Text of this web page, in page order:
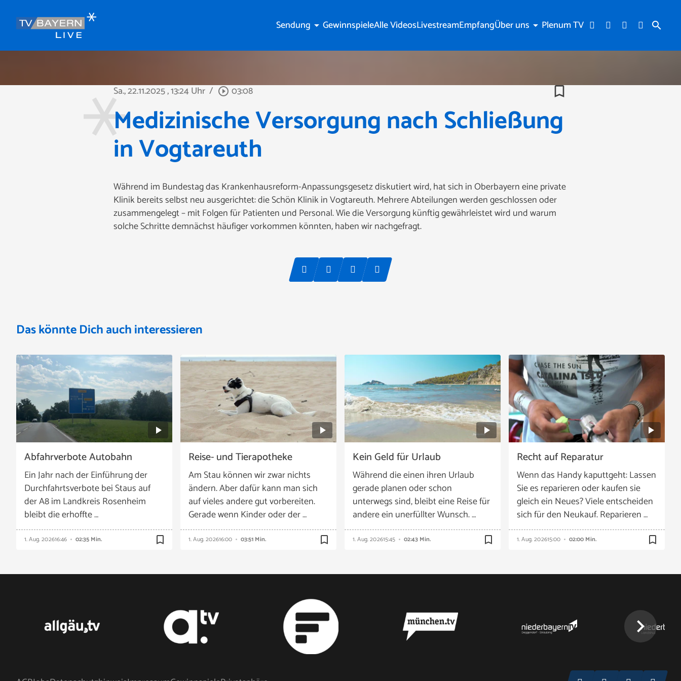
search
Sendung arrow_drop_down GewinnspieleAlle VideosLivestreamEmpfangÜber uns arrow_drop_down Plenum TV
Sa., 22.11.2025, 13:24 Uhr / play_circle_outline 03:08 bookmark_border
Medizinische Versorgung nach Schließung
in Vogtareuth
Während im Bundestag das Krankenhausreform-Anpassungsgesetz diskutiert wird, hat sich in Oberbayern eine private
Klinik bereits selbst neu ausgerichtet: die Schön Klinik in Vogtareuth. Mehrere Abteilungen werden geschlossen oder
zusammengelegt – mit Folgen für Patienten und Personal. Wie die Versorgung künftig gewährleistet wird und warum
solche Schritte demnächst häufiger vorkommen könnten, haben wir nachgefragt.
Das könnte Dich auch interessieren
Abfahrverbote Autobahn
Ein Jahr nach der Einführung der
Durchfahrtsverbote bei Staus auf
der A8 im Landkreis Rosenheim
bleibt die erhoffte …
1. Aug. 202616:46 02:35 Min. bookmark_border
Reise- und Tierapotheke
Am Stau können wir zwar nichts
ändern. Aber dafür kann man sich
auf vieles andere gut vorbereiten.
Gerade wenn Kinder oder der …
1. Aug. 202616:00 03:51 Min. bookmark_border
Kein Geld für Urlaub
Während die einen ihren Urlaub
gerade planen oder schon
unterwegs sind, bleibt eine Reise für
andere ein unerfüllter Wunsch. …
1. Aug. 202615:45 02:43 Min. bookmark_border
Recht auf Reparatur
Wenn das Handy kaputtgeht: Lassen
Sie es reparieren oder kaufen sie
gleich ein Neues? Viele entscheiden
sich für den Neukauf. Reparieren …
1. Aug. 202615:00 02:00 Min. bookmark_border
chevron_right